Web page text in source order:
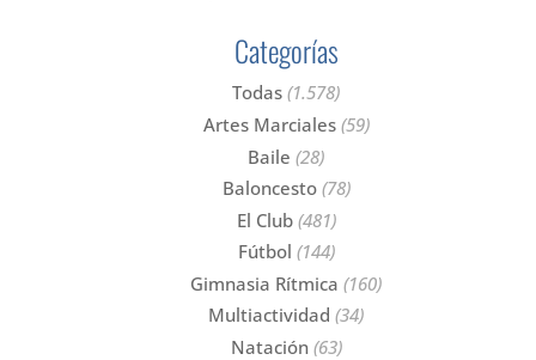
Categorías
Todas (1.578)
Artes Marciales(59)
Baile (28)
Baloncesto(78)
El Club(481)
Fútbol (144)
Gimnasia Rítmica (160)
Multiactividad (34)
Natación(63)